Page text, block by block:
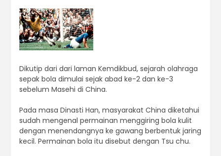
Dikutip dari dari laman Kemdikbud, sejarah olahraga
sepak bola dimulai sejak abad ke-2 dan ke-3
sebelum Masehi di China.
Pada masa Dinasti Han, masyarakat China diketahui
sudah mengenal permainan menggiring bola kulit
dengan menendangnya ke gawang berbentuk jaring
kecil. Permainan bola itu disebut dengan Tsu chu.